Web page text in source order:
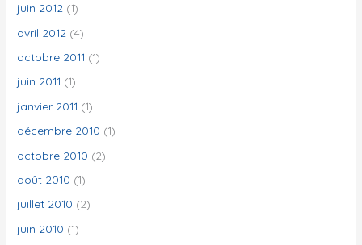
juin 2012 (1)
avril 2012 (4)
octobre 2011 (1)
juin 2011 (1)
janvier 2011 (1)
décembre 2010 (1)
octobre 2010 (2)
août 2010 (1)
juillet 2010 (2)
juin 2010 (1)